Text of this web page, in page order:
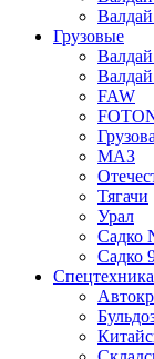
Грузовые
FAW
МАЗ
Тягачи
Урал
Садко
Садко
Спецтехника